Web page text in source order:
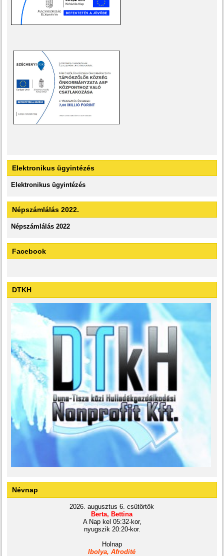
Elektronikus ügyintézés
Elektronikus ügyintézés
Népszámlálás 2022.
Népszámlálás 2022
Facebook
DTKH
Névnap
2026. augusztus 6. csütörtök
Berta, Bettina
A Nap kel 05:32-kor,
nyugszik 20:20-kor.
Holnap
Ibolya, Afrodité